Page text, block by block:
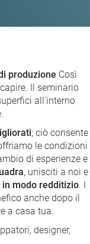
produzione Così
Il seminario
all'interno
; ciò consente
le condizioni
di esperienze e
, unisciti a noi e
modo redditizio. I
anche dopo il
a casa tua.
designer,